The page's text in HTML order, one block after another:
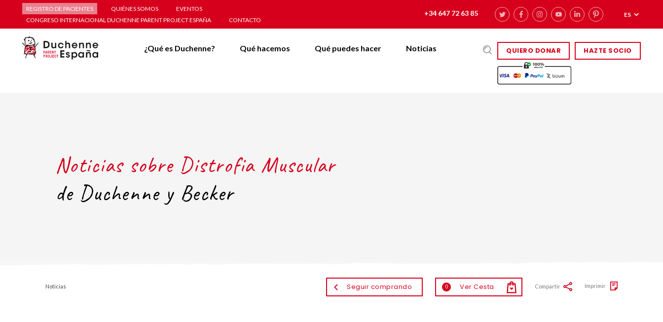
REGISTRO DE PACIENTES QUIÉNES SOMOS
EVENTOS
CONGRESO INTERNACIONAL DUCHENNE PARENT PROJECT ESPAÑA
CONTACTO
+34 647 72 63 85 ES
QUIERO DONAR HAZTE SOCIO
¿Qué es Duchenne? Qué hacemos Qué puedes hacer Noticias
Noticias sobre Distrofia Muscular
de Duchenne y Becker
Noticias Seguir comprando 0 Ver Cesta Compartir Imprimir